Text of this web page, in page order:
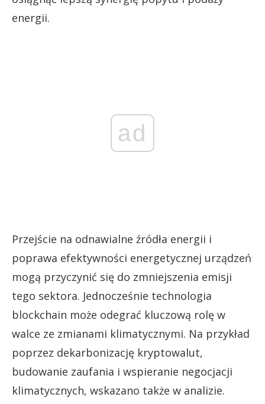
energii.
ad
Przejście na odnawialne źródła energii i
poprawa efektywności energetycznej urządzeń
mogą przyczynić się do zmniejszenia emisji
tego sektora. Jednocześnie technologia
blockchain może odegrać kluczową rolę w
walce ze zmianami klimatycznymi. Na przykład
poprzez dekarbonizację kryptowalut,
budowanie zaufania i wspieranie negocjacji
klimatycznych, wskazano także w analizie.